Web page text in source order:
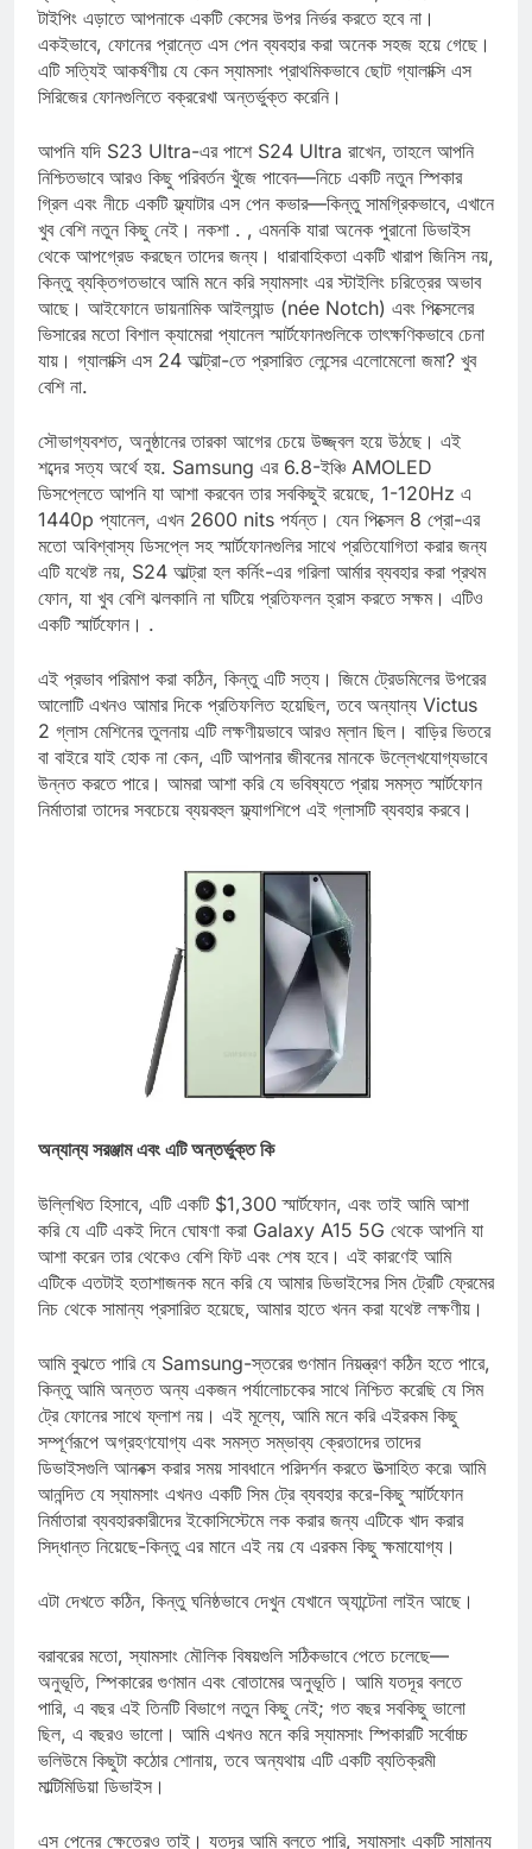
ফ্ল্যাট ডিসপ্লেটি আপনার হাতে আরামদায়কভাবে ফিট করে, তাই দুর্ঘটনাজনিত
টাইপিং এড়াতে আপনাকে একটি কেসের উপর নির্ভর করতে হবে না।
একইভাবে, ফোনের প্রান্তে এস পেন ব্যবহার করা অনেক সহজ হয়ে গেছে।
এটি সত্যিই আকর্ষণীয় যে কেন স্যামসাং প্রাথমিকভাবে ছোট গ্যালাক্সি এস
আপনি যদি S23 Ultra-এর পাশে S24 Ultra রাখেন, তাহলে আপনি
নিশ্চিতভাবে আরও কিছু পরিবর্তন খুঁজে পাবেন—নিচে একটি নতুন স্পিকার
গ্রিল এবং নীচে একটি ফ্ল্যাটার এস পেন কভার—কিন্তু সামগ্রিকভাবে, এখানে
খুব বেশি নতুন কিছু নেই। নকশা . , এমনকি যারা অনেক পুরানো ডিভাইস
থেকে আপগ্রেড করছেন তাদের জন্য। ধারাবাহিকতা একটি খারাপ জিনিস নয়,
কিন্তু ব্যক্তিগতভাবে আমি মনে করি স্যামসাং এর স্টাইলিং চরিত্রের অভাব
আছে। আইফোনে ডায়নামিক আইল্যান্ড (née Notch) এবং পিক্সেলের
ভিসারের মতো বিশাল ক্যামেরা প্যানেল স্মার্টফোনগুলিকে তাৎক্ষণিকভাবে চেনা
যায়। গ্যালাক্সি এস 24 আল্ট্রা-তে প্রসারিত লেন্সের এলোমেলো জমা? খুব
সৌভাগ্যবশত, অনুষ্ঠানের তারকা আগের চেয়ে উজ্জ্বল হয়ে উঠছে। এই
শব্দের সত্য অর্থে হয়. Samsung এর 6.8-ইঞ্চি AMOLED
ডিসপ্লেতে আপনি যা আশা করবেন তার সবকিছুই রয়েছে, 1-120Hz এ
1440p প্যানেল, এখন 2600 nits পর্যন্ত। যেন পিক্সেল 8 প্রো-এর
মতো অবিশ্বাস্য ডিসপ্লে সহ স্মার্টফোনগুলির সাথে প্রতিযোগিতা করার জন্য
এটি যথেষ্ট নয়, S24 আল্ট্রা হল কর্নিং-এর গরিলা আর্মার ব্যবহার করা প্রথম
ফোন, যা খুব বেশি ঝলকানি না ঘটিয়ে প্রতিফলন হ্রাস করতে সক্ষম। এটিও
এই প্রভাব পরিমাপ করা কঠিন, কিন্তু এটি সত্য। জিমে ট্রেডমিলের উপরের
আলোটি এখনও আমার দিকে প্রতিফলিত হয়েছিল, তবে অন্যান্য Victus
2 গ্লাস মেশিনের তুলনায় এটি লক্ষণীয়ভাবে আরও ম্লান ছিল। বাড়ির ভিতরে
বা বাইরে যাই হোক না কেন, এটি আপনার জীবনের মানকে উল্লেখযোগ্যভাবে
উন্নত করতে পারে। আমরা আশা করি যে ভবিষ্যতে প্রায় সমস্ত স্মার্টফোন
উল্লিখিত হিসাবে, এটি একটি $1,300 স্মার্টফোন, এবং তাই আমি আশা
করি যে এটি একই দিনে ঘোষণা করা Galaxy A15 5G থেকে আপনি যা
আশা করেন তার থেকেও বেশি ফিট এবং শেষ হবে। এই কারণেই আমি
এটিকে এতটাই হতাশাজনক মনে করি যে আমার ডিভাইসের সিম ট্রেটি ফ্রেমের
আমি বুঝতে পারি যে Samsung-স্তরের গুণমান নিয়ন্ত্রণ কঠিন হতে পারে,
কিন্তু আমি অন্তত অন্য একজন পর্যালোচকের সাথে নিশ্চিত করেছি যে সিম
ট্রে ফোনের সাথে ফ্লাশ নয়। এই মূল্যে, আমি মনে করি এইরকম কিছু
সম্পূর্ণরূপে অগ্রহণযোগ্য এবং সমস্ত সম্ভাব্য ক্রেতাদের তাদের
ডিভাইসগুলি আনবক্স করার সময় সাবধানে পরিদর্শন করতে উত্সাহিত করে৷ আমি
আনন্দিত যে স্যামসাং এখনও একটি সিম ট্রে ব্যবহার করে-কিছু স্মার্টফোন
নির্মাতারা ব্যবহারকারীদের ইকোসিস্টেমে লক করার জন্য এটিকে খাদ করার
সিদ্ধান্ত নিয়েছে-কিন্তু এর মানে এই নয় যে এরকম কিছু ক্ষমাযোগ্য।
বরাবরের মতো, স্যামসাং মৌলিক বিষয়গুলি সঠিকভাবে পেতে চলেছে—
অনুভূতি, স্পিকারের গুণমান এবং বোতামের অনুভূতি। আমি যতদূর বলতে
পারি, এ বছর এই তিনটি বিভাগে নতুন কিছু নেই; গত বছর সবকিছু ভালো
ছিল, এ বছরও ভালো। আমি এখনও মনে করি স্যামসাং স্পিকারটি সর্বোচ্চ
ভলিউমে কিছুটা কঠোর শোনায়, তবে অন্যথায় এটি একটি ব্যতিক্রমী